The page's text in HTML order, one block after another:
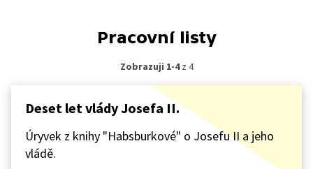
Pracovní listy
Zobrazuji 1-4z 4
Deset let vlády Josefa II.
Úryvek z knihy "Habsburkové" o Josefu II a jeho
vládě.